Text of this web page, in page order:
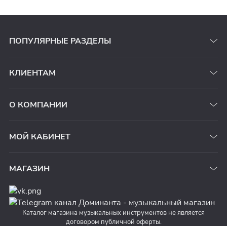
ПОПУЛЯРНЫЕ РАЗДЕЛЫ
КЛИЕНТАМ
О КОМПАНИИ
МОЙ КАБИНЕТ
МАГАЗИН
Каталог магазина музыкальных инструментов не является
договором публичной оферты.